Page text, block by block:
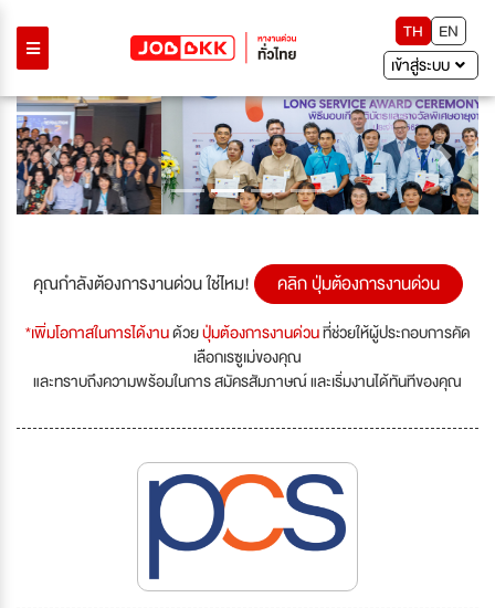
TH
EN
เข้าสู่ระบบ
Previous Next
คุณกำลังต้องการงานด่วน ใช่ไหม! คลิก ปุ่มต้องการงานด่วน
*เพิ่มโอกาสในการได้งานด้วยปุ่มต้องการงานด่วนที่ช่วยให้ผู้ประกอบการคัด
เลือกเรซูเม่ของคุณ
และทราบถึงความพร้อมในการ สมัครสัมภาษณ์ และเริ่มงานได้ทันทีของคุณ